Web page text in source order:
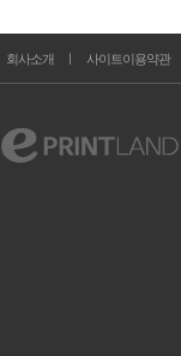
회사소개 ㅣ 사이트이용약관